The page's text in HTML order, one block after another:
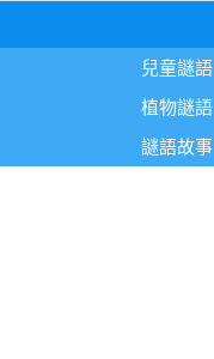
兒童謎語
植物謎語
謎語故事